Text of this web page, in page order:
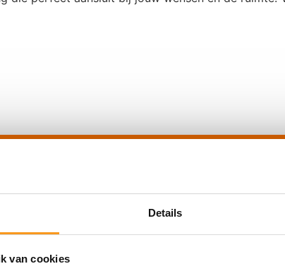
Details
van cookies
Selecteer type dienst